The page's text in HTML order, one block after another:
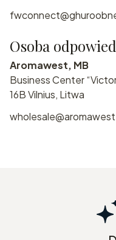
Osoba
Aromawest, MB
Business Center
16B Vilnius, Litwa